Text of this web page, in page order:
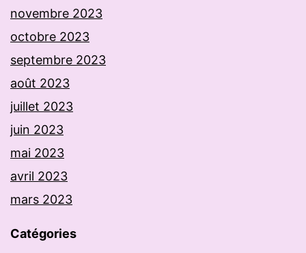
novembre 2023
octobre 2023
septembre 2023
août 2023
juillet 2023
juin 2023
mai 2023
avril 2023
mars 2023
Catégories